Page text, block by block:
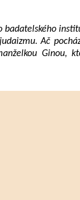
Ač
Ginou,